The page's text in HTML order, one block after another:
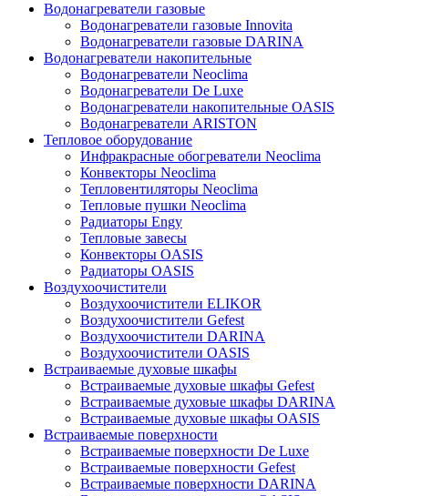
Водонагреватели газовые
Водонагреватели газовые Innovita
Водонагреватели газовые DARINA
Водонагреватели накопительные
Водонагреватели Neoclima
Водонагреватели De Luxe
Водонагреватели накопительные OASIS
Водонагреватели ARISTON
Тепловое оборудование
Инфракрасные обогреватели Neoclima
Конвекторы Neoclima
Тепловентиляторы Neoclima
Тепловые пушки Neoclima
Радиаторы Engy
Тепловые завесы
Конвекторы OASIS
Радиаторы OASIS
Воздухоочистители
Воздухоочистители ELIKOR
Воздухоочистители Gefest
Воздухоочистители DARINA
Воздухоочистители OASIS
Встраиваемые духовые шкафы
Встраиваемые духовые шкафы Gefest
Встраиваемые духовые шкафы DARINA
Встраиваемые духовые шкафы OASIS
Встраиваемые поверхности
Встраиваемые поверхности De Luxe
Встраиваемые поверхности Gefest
Встраиваемые поверхности DARINA